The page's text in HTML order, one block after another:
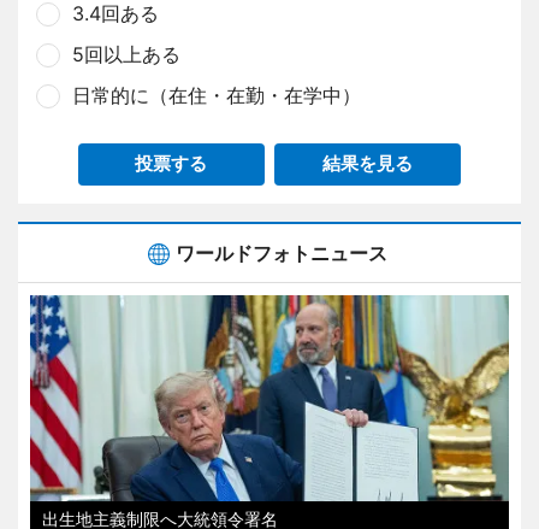
3.4回ある
5回以上ある
日常的に（在住・在勤・在学中）
投票する 結果を見る
ワールドフォトニュース
出生地主義制限へ大統領令署名